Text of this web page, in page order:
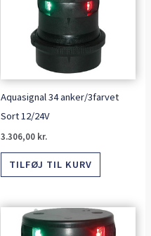
Aquasignal 34 anker/3farvet
Sort 12/24V
3.306,00 kr.
TILFØJ TIL KURV